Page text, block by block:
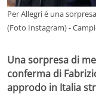
Per Allegri è una
(Foto Instagram) -
Una sorpresa di
conferma di
approdo in Italia